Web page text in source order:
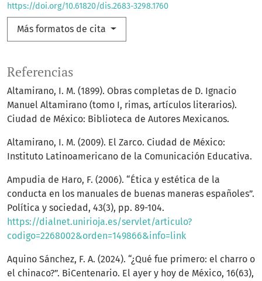
https://doi.org/10.61820/dis.2683-3298.1760
Más formatos de cita
Referencias
Altamirano, I. M. (1899). Obras completas de D. Ignacio
Manuel Altamirano (tomo I, rimas, artículos literarios).
Ciudad de México: Biblioteca de Autores Mexicanos.
Altamirano, I. M. (2009). El Zarco. Ciudad de México:
Instituto Latinoamericano de la Comunicación Educativa.
Ampudia de Haro, F. (2006). “Ética y estética de la
conducta en los manuales de buenas maneras españoles”.
Política y sociedad, 43(3), pp. 89-104.
https://dialnet.unirioja.es/servlet/articulo?
codigo=2268002&orden=149866&info=link
Aquino Sánchez, F. A. (2024). “¿Qué fue primero: el charro o
el chinaco?”. BiCentenario. El ayer y hoy de México, 16(63),